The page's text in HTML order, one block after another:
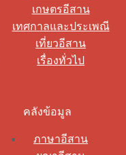
เกษตรอีสาน
เทศกาลและประเพณี
เที่ยวอีสาน
เรื่องทั่วไป
คลังข้อมูล
ภาษาอีสาน